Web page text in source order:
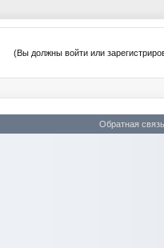
(Вы должны войти или
Обратная связь